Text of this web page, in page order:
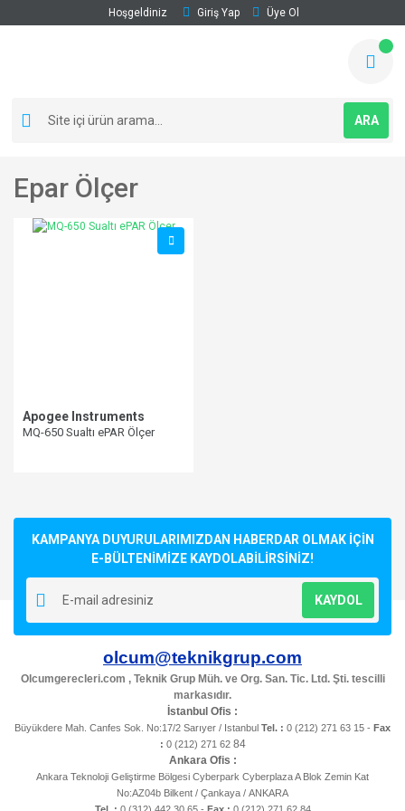
Hoşgeldiniz Giriş Yap Üye Ol
ARA
Epar Ölçer
Apogee Instruments
MQ-650 Sualtı ePAR Ölçer
KAMPANYA DUYURULARIMIZDAN HABERDAR OLMAK İÇİN
E-BÜLTENİMİZE KAYDOLABİLİRSİNİZ!
KAYDOL
olcum@teknikgrup.com
Olcumgerecleri.com , Teknik Grup Müh. ve Org. San. Tic. Ltd. Şti. tescilli
markasıdır.
İstanbul Ofis :
Büyükdere Mah. Canfes Sok. No:17/2 Sarıyer / Istanbul Tel. : 0 (212) 271 63 15 - Fax
: 0 (212) 271 6284
Ankara Ofis :
Ankara Teknoloji Geliştirme Bölgesi Cyberpark Cyberplaza A Blok Zemin Kat
No:AZ04b Bilkent / Çankaya / ANKARA